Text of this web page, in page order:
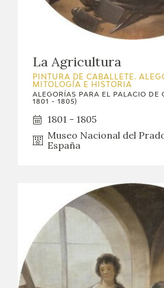
EXPOSICIONES
ACTUALIDAD
SALA DE PRENSA
CRONOLOGÍA
EL VIAJE DE GOYA
CATÁLOGO
La Agricultura
PINTURA DE CABALLETE.
MITOLOGÍA E HISTORIA
ALEGORÍAS PARA EL PALACIO DE
1801 - 1805)
1801 - 1805
Museo Nacional del
España